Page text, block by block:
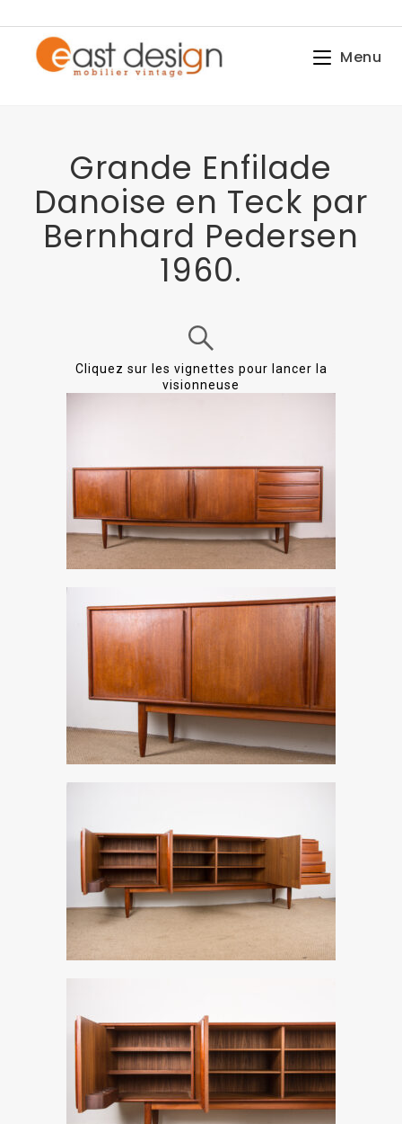
Menu
Grande Enfilade
Danoise en Teck par
Bernhard Pedersen
1960.
Cliquez sur les vignettes pour lancer la
visionneuse